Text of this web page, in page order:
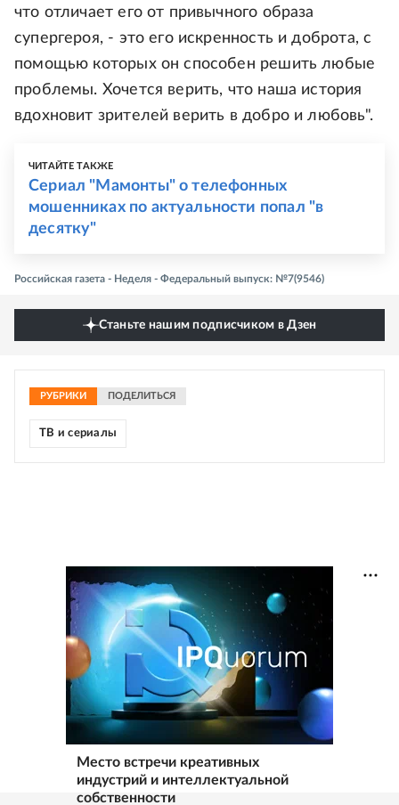
что отличает его от привычного образа
супергероя, - это его искренность и доброта, с
помощью которых он способен решить любые
проблемы. Хочется верить, что наша история
вдохновит зрителей верить в добро и любовь".
ЧИТАЙТЕ ТАКЖЕ
Сериал "Мамонты" о телефонных
мошенниках по актуальности попал "в
десятку"
Российская газета - Неделя - Федеральный выпуск: №7(9546)
Станьте нашим подписчиком в Дзен
РУБРИКИ ПОДЕЛИТЬСЯ
ТВ и сериалы
Место встречи креативных
индустрий и интеллектуальной
собственности